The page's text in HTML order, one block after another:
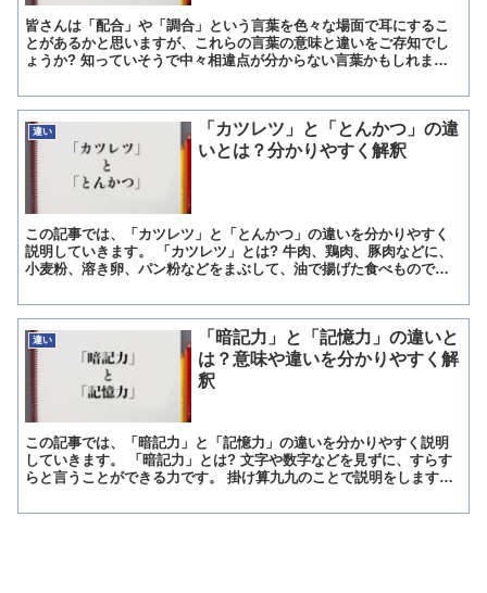
皆さんは「配合」や「調合」という言葉を色々な場面で耳にするこ
とがあるかと思いますが、これらの言葉の意味と違いをご存知でし
ょうか? 知っていそうで中々相違点が分からない言葉かもしれませ
違い
「カツレツ」と「とんかつ」の違
いとは？分かりやすく解釈
この記事では、「カツレツ」と「とんかつ」の違いを分かりやすく
説明していきます。 「カツレツ」とは? 牛肉、鶏肉、豚肉などに、
小麦粉、溶き卵、パン粉などをまぶして、油で揚げた食べもので
違い
「暗記力」と「記憶力」の違いと
は？意味や違いを分かりやすく解
釈
この記事では、「暗記力」と「記憶力」の違いを分かりやすく説明
していきます。 「暗記力」とは? 文字や数字などを見ずに、すらす
らと言うことができる力です。 掛け算九九のことで説明をします。